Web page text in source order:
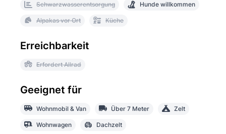
Schwarzwasserentsorgung Hunde willkommen
Alpakas vor Ort Küche
Erreichbarkeit
Erfordert Allrad
Geeignet für
Wohnmobil & Van Über 7 Meter Zelt
Wohnwagen Dachzelt